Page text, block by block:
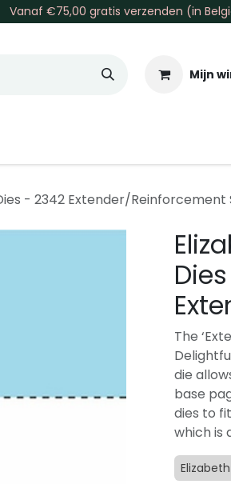
Vanaf €75,00 gratis verzenden (in
Mijn
- 2342 Extender/Reinforcement
The
die
base
dies to
which is